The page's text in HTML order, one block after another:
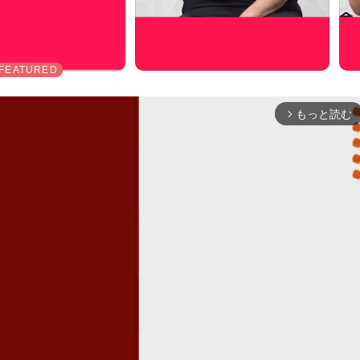
arrow_forward_ios もっと読む